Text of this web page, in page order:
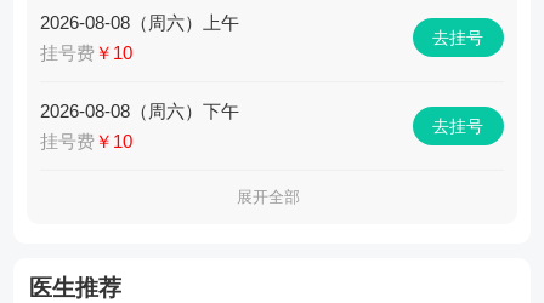
2026-08-08（周六）上午
挂号费 ￥10
去挂号
2026-08-08（周六）下午
挂号费 ￥10
去挂号
展开全部
医生推荐